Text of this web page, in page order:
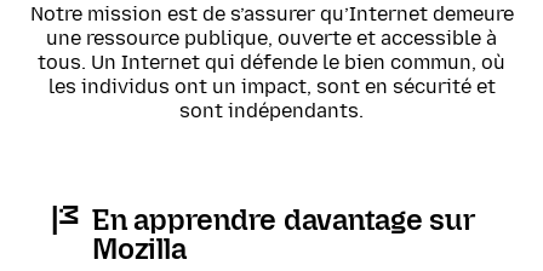
Notre mission est de s’assurer qu’Internet demeure
une ressource publique, ouverte et accessible à
tous. Un Internet qui défende le bien commun, où
les individus ont un impact, sont en sécurité et
sont indépendants.
En apprendre davantage sur
Mozilla